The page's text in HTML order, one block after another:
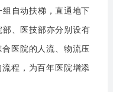
自动扶梯，直通地下
、医技部亦分别设有
医院的人流、物流压
程，为百年医院增添